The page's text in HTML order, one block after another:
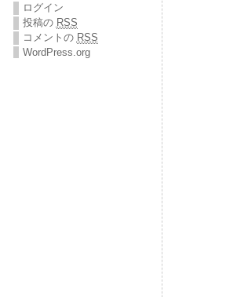
ログイン
投稿の RSS
コメントの RSS
WordPress.org